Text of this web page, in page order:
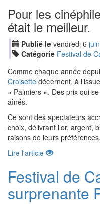
Pour les
était le meilleur.
Publié le vendredi 6 juin
Catégorie Festival de
Comme chaque année
Croisette décernent, à
« Palmiers ». Des prix qui
aînés.
Ce sont des spectateurs
choix, délivrant l’or,
raisons de leurs
Lire l'article
Festival de
surprenante